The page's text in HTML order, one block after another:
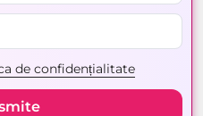
de confidențialitate